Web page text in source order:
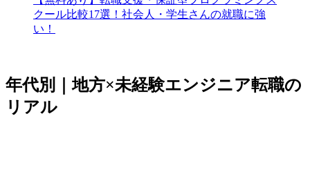
クール比較17選！社会人・学生さんの就職に強
い！
年代別｜地方×未経験エンジニア転職の
リアル